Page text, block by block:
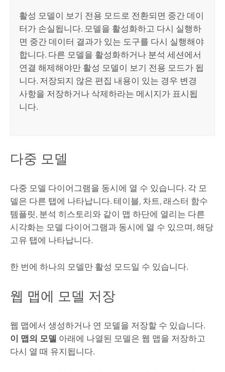
활성 모델이 보기 전용 모드로 전환되면 중간 데이
터가 손실됩니다. 모델을 활성화하고 다시 실행하
면 중간 데이터 결과가 있는 도구를 다시 실행해야
합니다. 다른 모델을 활성화하거나 분석 세션에서
연결 해제해야만 활성 모델이 보기 전용 모드가 됩
니다. 저장되지 않은 편집 내용이 있는 경우 변경
사항을 저장하거나 삭제하라는 메시지가 표시됩
니다.
다중 모델
다중 모델 다이어그램을 동시에 열 수 있습니다. 각 모
델은 다른 탭에 나타납니다. 테이블, 차트, 래스터 함수
템플릿, 분석 히스토리와 같이 맵 하단에 열리는 다른
시각화는 모델 다이어그램과 동시에 열 수 있으며, 해당
고유 탭에 나타납니다.
한 번에 하나의 모델만 활성 모드일 수 있습니다.
웹 맵에 모델 저장
웹 맵에서 생성하거나 연 모델을 저장할 수 있습니다.
이 맵의 모델 아래에 나열된 모델은 웹 맵을 저장하고
다시 열 때 유지됩니다.